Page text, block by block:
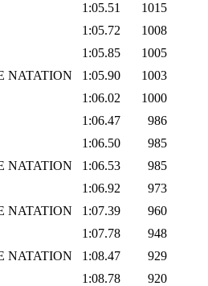
1:05.51 1015
1:05.72 1008
1:05.85 1005
NATATION 1:05.90 1003
1:06.02 1000
1:06.47 986
1:06.50 985
NATATION 1:06.53 985
1:06.92 973
NATATION 1:07.39 960
1:07.78 948
NATATION 1:08.47 929
1:08.78 920